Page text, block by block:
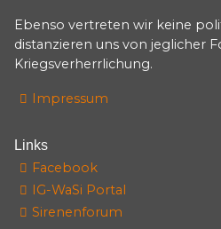
Ebenso vertreten wir keine
distanzieren uns von jeglicher
Kriegsverherrlichung.
Impressum
Links
Facebook
IG-WaSi Portal
Sirenenforum